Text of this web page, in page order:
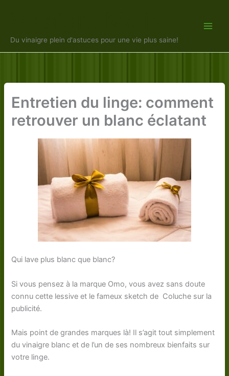
Du vinaigre plein d'astuces pour une vie plus saine!
Entretien du linge: comment
retrouver un blanc éclatant
Qui lave plus blanc que blanc?
Si vous pensez à la marque Omo, vous avez sans doute
connu cette lessive et le fameux sketch de Coluche sur la
publicité.
Mais point de grandes marques là! Il s’agit tout simplement
du vinaigre blanc et de l’un de ses nombreux bienfaits sur
votre linge.